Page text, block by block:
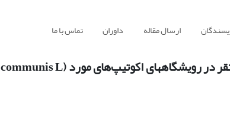
ارسال مقاله داوران تماس با ما